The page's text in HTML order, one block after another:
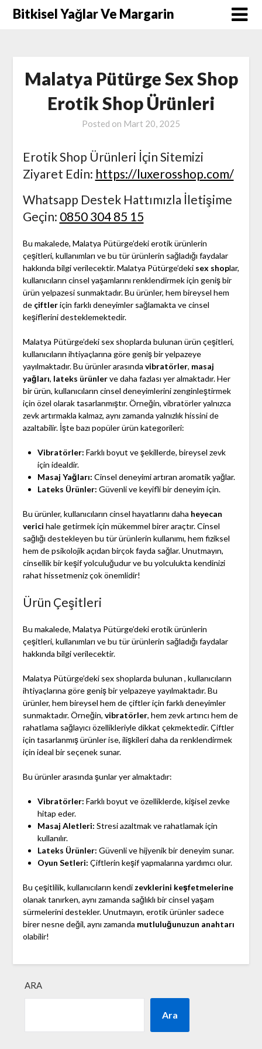
SkipBitkisel Yağlar Ve Margarin
Malatya Pütürge Sex Shop
Erotik Shop Ürünleri
Posted on Mart 20, 2025
Erotik Shop Ürünleri İçin Sitemizi
Ziyaret Edin: https://luxerosshop.com/
Whatsapp Destek Hattımızla İletişime
Geçin: 0850 304 85 15
Bu makalede, Malatya Pütürge’deki erotik ürünlerin
çeşitleri, kullanımları ve bu tür ürünlerin sağladığı faydalar
hakkında bilgi verilecektir. Malatya Pütürge’deki sex shoplar,
kullanıcıların cinsel yaşamlarını renklendirmek için geniş bir
ürün yelpazesi sunmaktadır. Bu ürünler, hem bireysel hem
de çiftleriçin farklı deneyimler sağlamakta ve cinsel
keşiflerini desteklemektedir.
Malatya Pütürge’deki sex shoplarda bulunan ürün çeşitleri,
kullanıcıların ihtiyaçlarına göre geniş bir yelpazeye
yayılmaktadır. Bu ürünler arasında vibratörler, masaj
yağları, lateks ürünlerve daha fazlası yer almaktadır. Her
bir ürün, kullanıcıların cinsel deneyimlerini zenginleştirmek
için özel olarak tasarlanmıştır. Örneğin, vibratörler yalnızca
zevk artırmakla kalmaz, aynı zamanda yalnızlık hissini de
azaltabilir. İşte bazı popüler ürün kategorileri:
Vibratörler: Farklı boyut ve şekillerde, bireysel zevk
için idealdir.
Masaj Yağları: Cinsel deneyimi artıran aromatik yağlar.
Lateks Ürünler: Güvenli ve keyifli bir deneyim için.
Bu ürünler, kullanıcıların cinsel hayatlarını daha heyecan
verici hale getirmek için mükemmel birer araçtır. Cinsel
sağlığı destekleyen bu tür ürünlerin kullanımı, hem fiziksel
hem de psikolojik açıdan birçok fayda sağlar. Unutmayın,
cinsellik bir keşif yolculuğudur ve bu yolculukta kendinizi
rahat hissetmeniz çok önemlidir!
Ürün Çeşitleri
Bu makalede, Malatya Pütürge’deki erotik ürünlerin
çeşitleri, kullanımları ve bu tür ürünlerin sağladığı faydalar
hakkında bilgi verilecektir.
Malatya Pütürge’deki sex shoplarda bulunan , kullanıcıların
ihtiyaçlarına göre geniş bir yelpazeye yayılmaktadır. Bu
ürünler, hem bireysel hem de çiftler için farklı deneyimler
sunmaktadır. Örneğin, vibratörler, hem zevk artırıcı hem de
rahatlama sağlayıcı özellikleriyle dikkat çekmektedir. Çiftler
için tasarlanmış ürünler ise, ilişkileri daha da renklendirmek
için ideal bir seçenek sunar.
Bu ürünler arasında şunlar yer almaktadır:
Vibratörler: Farklı boyut ve özelliklerde, kişisel zevke
hitap eder.
Masaj Aletleri: Stresi azaltmak ve rahatlamak için
kullanılır.
Lateks Ürünler: Güvenli ve hijyenik bir deneyim sunar.
Oyun Setleri: Çiftlerin keşif yapmalarına yardımcı olur.
Bu çeşitlilik, kullanıcıların kendi zevklerini keşfetmelerine
olanak tanırken, aynı zamanda sağlıklı bir cinsel yaşam
sürmelerini destekler. Unutmayın, erotik ürünler sadece
birer nesne değil, aynı zamanda mutluluğunuzun anahtarı
olabilir!
ARA
Ara